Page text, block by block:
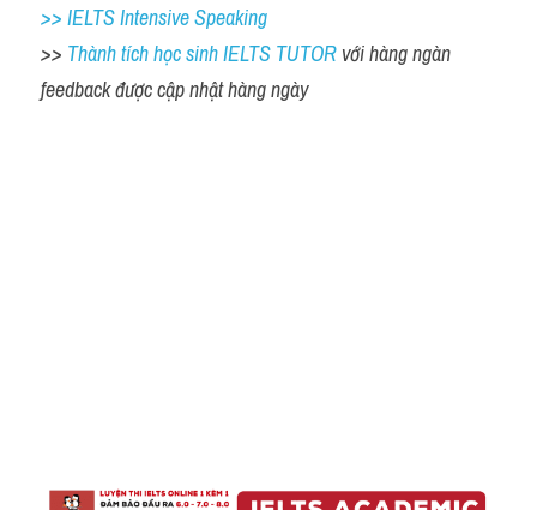
>> IELTS Intensive Speaking
>> Thành tích học sinh IELTS TUTOR với hàng ngàn
feedback được cập nhật hàng ngày